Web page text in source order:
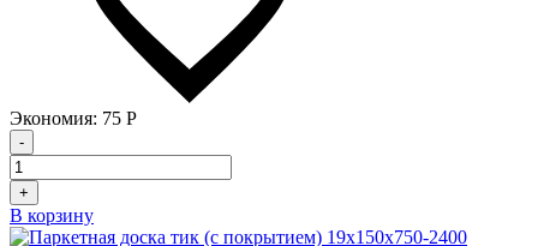
Экономия: 75 Р
-
+
В корзину